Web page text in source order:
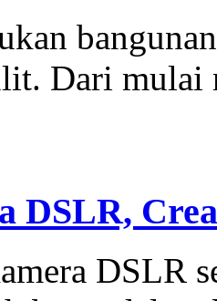
Dari mulai
DSLR,
DSLR